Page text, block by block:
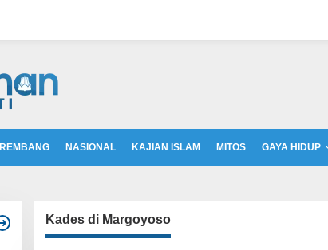
REMBANG NASIONAL KAJIAN ISLAM MITOS GAYA HIDUP
Kades di Margoyoso